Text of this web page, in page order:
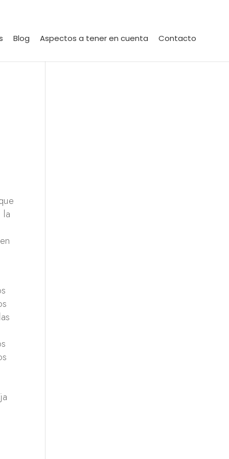
Blog Aspectos a tener en cuenta Contacto
la